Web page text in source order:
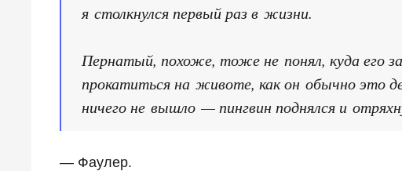
я столкнулся первый раз в жизни.
Пернатый, похоже, тоже не понял, куда его
прокатиться на животе, как он обычно это
ничего не вышло — пингвин поднялся и
— Фаулер.